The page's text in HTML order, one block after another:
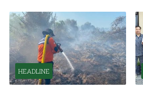
HEADLINE